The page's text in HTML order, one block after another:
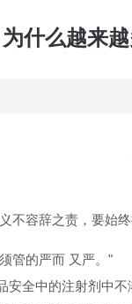
为什么越来
容辞之责，要
的严而 又严。"
全中的注射剂中不溶